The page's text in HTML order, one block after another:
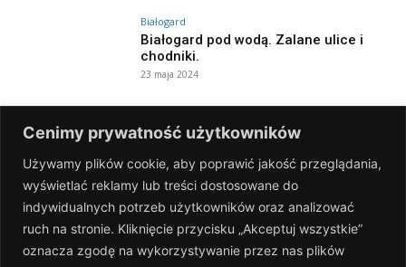
Cenimy prywatność użytkowników
Używamy plików cookie, aby poprawić jakość przeglądania,
wyświetlać reklamy lub treści dostosowane do
indywidualnych potrzeb użytkowników oraz analizować
ruch na stronie. Kliknięcie przycisku „Akceptuj wszystkie”
oznacza zgodę na wykorzystywanie przez nas plików
Białogard
Białogard pod wodą. Zalane ulice i
chodniki.
23 maja 2024
Dzień otwarty i święto kolorów w MDK!
8 maja 2024
Białogard
Narodowy Dzień Zwycięstwa
[FOTOGALERIA]